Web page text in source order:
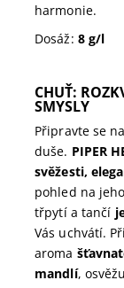
harmonie.
Dosáž: 8 g/l
CHUŤ:
SMYSLY
Připravte se
duše. PIPER
svěžesti,
pohled na jeho
třpytí a tančí
Vás uchvátí.
aroma
mandlí,